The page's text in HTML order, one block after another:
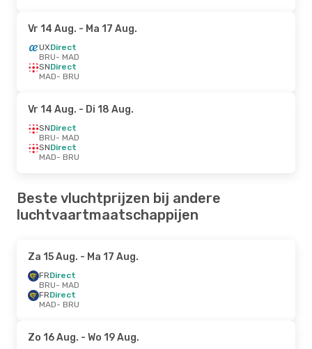
Vr 14 Aug. - Ma 17 Aug.
UXDirect
BRU- MAD
SNDirect
MAD- BRU
Vr 14 Aug. - Di 18 Aug.
SNDirect
BRU- MAD
SNDirect
MAD- BRU
Beste vluchtprijzen bij andere
luchtvaartmaatschappijen
Za 15 Aug. - Ma 17 Aug.
FRDirect
BRU- MAD
FRDirect
MAD- BRU
Zo 16 Aug. - Wo 19 Aug.